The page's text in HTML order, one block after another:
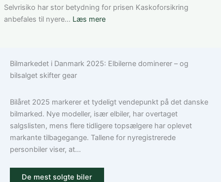
Model
3:
den
Selvrisiko har stor betydning for prisen Kaskoforsikring
anbefales til nyere… Læs mere:
bilforsikring
Guide
til
ansvar,
kasko
Bilmarkedet i Danmark 2025: Elbilerne dominerer – og
bilsalget skifter gear
Bilåret 2025 markerer et tydeligt vendepunkt på det danske
bilmarked. Nye modeller, især elbiler, har overtaget
salgslisten, mens flere tidligere topsælgere har oplevet
markante tilbagegange. Tallene for nyregistrerede
personbiler viser, at...
De mest solgte biler